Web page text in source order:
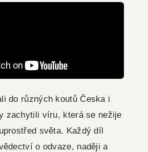
do různých koutů Česka i
zachytili víru, která se nežije
světa. Každý díl
o odvaze, naději a